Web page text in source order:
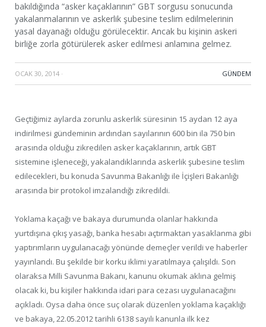
bakıldığında “asker kaçaklarının” GBT sorgusu sonucunda
yakalanmalarının ve askerlik şubesine teslim edilmelerinin
yasal dayanağı olduğu görülecektir. Ancak bu kişinin askeri
birliğe zorla götürülerek asker edilmesi anlamına gelmez.
OCAK 30, 2014 · GÜNDEM
Geçtiğimiz aylarda zorunlu askerlik süresinin 15 aydan 12 aya
indirilmesi gündeminin ardından sayılarının 600 bin ila 750 bin
arasında olduğu zikredilen asker kaçaklarının, artık GBT
sistemine işleneceği, yakalandıklarında askerlik şubesine teslim
edilecekleri, bu konuda Savunma Bakanlığı ile İçişleri Bakanlığı
arasında bir protokol imzalandığı zikredildi.
Yoklama kaçağı ve bakaya durumunda olanlar hakkında
yurtdışına çıkış yasağı, banka hesabı açtırmaktan yasaklanma gibi
yaptırımların uygulanacağı yönünde demeçler verildi ve haberler
yayınlandı. Bu şekilde bir korku iklimi yaratılmaya çalışıldı. Son
olaraksa Milli Savunma Bakanı, kanunu okumak aklına gelmiş
olacak ki, bu kişiler hakkında idari para cezası uygulanacağını
açıkladı. Oysa daha önce suç olarak düzenlen yoklama kaçaklığı
ve bakaya, 22.05.2012 tarihli 6138 sayılı kanunla ilk kez